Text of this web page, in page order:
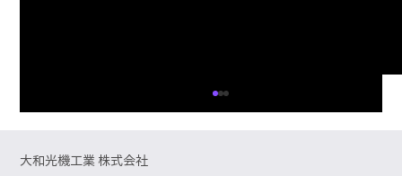
大和光機工業 株式会社